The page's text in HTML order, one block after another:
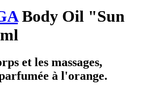
Body Oil "Sun
et les massages,
à l'orange.